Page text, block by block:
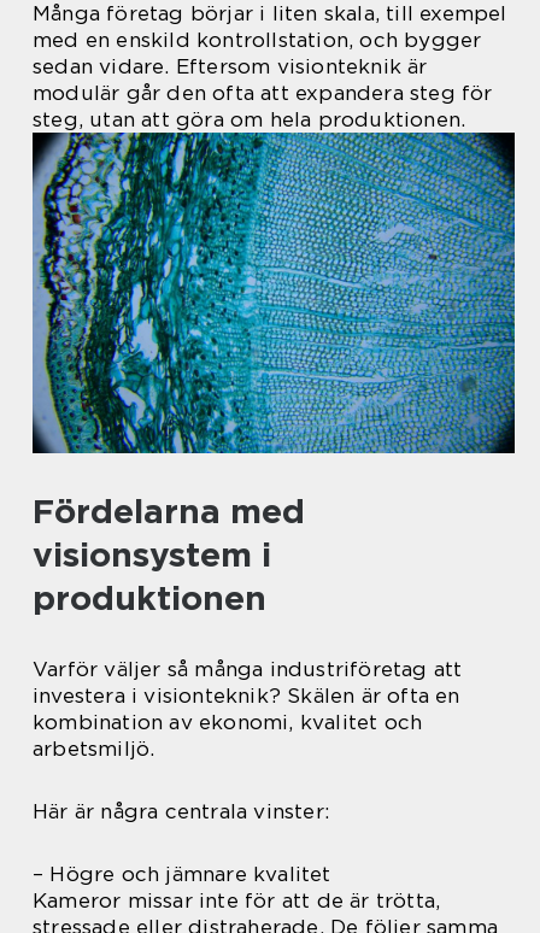
Många företag börjar i liten skala, till exempel
med en enskild kontrollstation, och bygger
sedan vidare. Eftersom visionteknik är
modulär går den ofta att expandera steg för
steg, utan att göra om hela produktionen.
Fördelarna med
visionsystem i
produktionen
Varför väljer så många industriföretag att
investera i visionteknik? Skälen är ofta en
kombination av ekonomi, kvalitet och
arbetsmiljö.
Här är några centrala vinster:
– Högre och jämnare kvalitet
Kameror missar inte för att de är trötta,
stressade eller distraherade. De följer samma